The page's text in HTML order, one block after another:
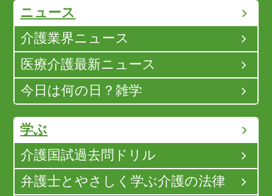
ニュース
介護業界ニュース
医療介護最新ニュース
今日は何の日？雑学
学ぶ
介護国試過去問ドリル
弁護士とやさしく学ぶ介護の法律